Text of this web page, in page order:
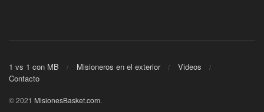
1 vs 1 con MB Misioneros en el exterior
Videos
Contacto
© 2021 MisionesBasket.com.